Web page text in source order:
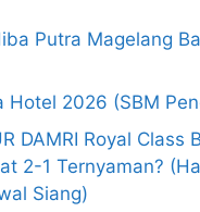
Putra Magelang
Hotel 2026 (SBM
DAMRI Royal Class
2-1 Ternyaman?
Siang)